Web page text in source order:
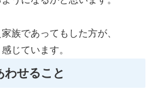
族であってもした方が、
じています。
わせること